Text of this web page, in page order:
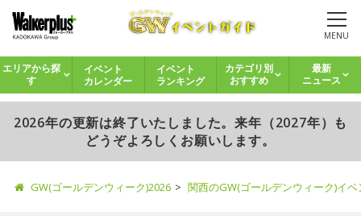
MENU
エリアから探
す
イベント
カレンダー
イベント
ランキング
カテゴリ別
おすすめ
最新
ニュース
2026年の更新は終了いたしました。来年（2027年）も
どうぞよろしくお願いします。
GW(ゴールデンウィーク)2026 関西のGW(ゴールデンウィーク)イ